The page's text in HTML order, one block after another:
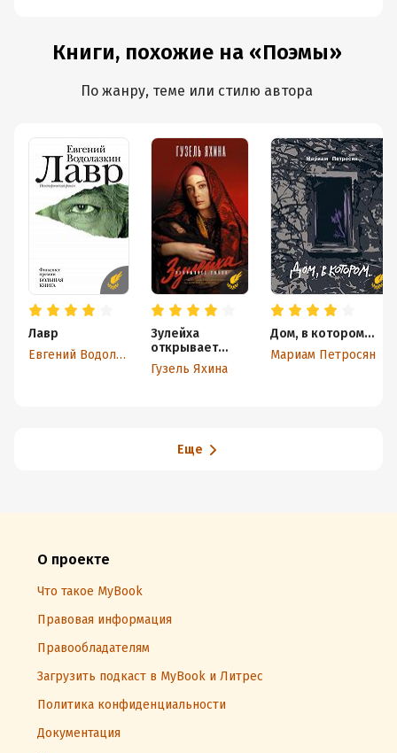
Книги, похожие на «Поэмы»
По жанру, теме или стилю автора
Лавр
Евгений Водолазкин
Зулейха
открывает
глаза
Гузель Яхина
Дом, в котором…
Мариам Петросян
Еще
О проекте
Что такое MyBook
Правовая информация
Правообладателям
Загрузить подкаст в MyBook и Литрес
Политика конфиденциальности
Документация